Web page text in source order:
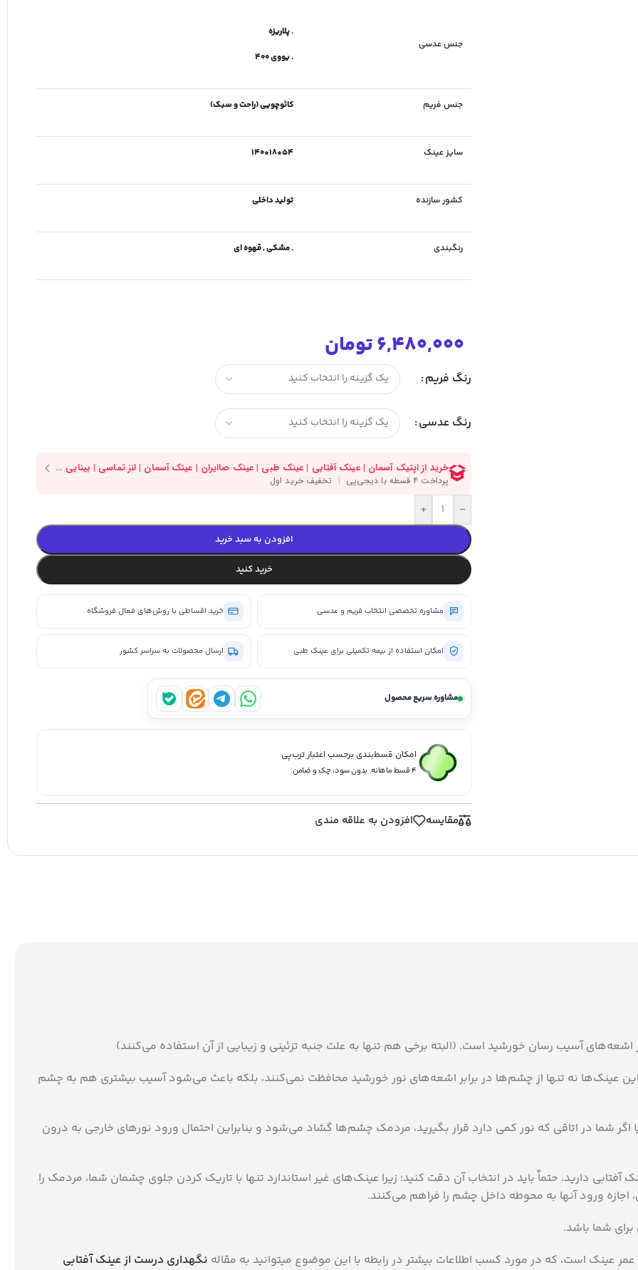
جنس عدسی
. پلاریزه
. یووی 400
جنس فریم کائوچویی (راحت و سبک)
سایز عینک 54*18*140
کشور سازنده تولید داخلی
رنگبندی . مشکی , قهوه ای
6,480,000تومان
رنگ فریم
رنگ عدسی
-
+
افزودن به سبد خرید
خرید کنید
مشاوره تخصصی انتخاب فریم و عدسی خرید اقساطی با روش‌های فعال فروشگاه
امکان استفاده از بیمه تکمیلی برای عینک طبی ارسال محصولات به سراسر کشور
مشاوره سریع محصول واتساپتلگرامایتا بله
امکان قسط‌بندی برحسب اعتبار ترب‌پی
۴ قسط ماهانه. بدون سود، چک و ضامن.
مقايسه افزودن به علاقه مندی
آسیب‌ رسان خورشید است‏‏‏. ‏‏‏(البته برخی هم تنها به علت جنبه تزئینی و زیبایی از آن استفاده می‌كنند‏‏‏)
این عینك‌ها نه تنها از چشم‌ها در برابر اشعه‌های نور خورشید محافظت نمی‌كنند، بلكه باعث می‌شود آسیب بیشتری هم به چشم
شما در اتاقی كه نور كمی دارد قرار بگیرید، مردمك چشم‌ها گشاد می‌شود و بنابراین احتمال ورود نورهای خارجی به درون
دارید، حتماٌ باید در انتخاب آن دقت كنید؛ زیرا عینك‌های غیر استاندارد تنها با تاریك كردن جلوی چشمان شما، مردمك را
ورود آنها به محوطه داخل چشم را فراهم می‌كنند‏‏‏.‏‏‏
عینک است، که در مورد کسب اطلاعات بیشتر در رابطه با این موضوع میتوانید به مقاله نگهداری درست از عینک آفتابی